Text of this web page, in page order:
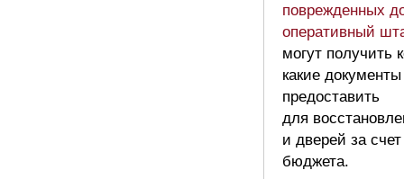
поврежденных
оперативный
могут получить
какие
предоставить
для
и дверей за счет
бюджета.